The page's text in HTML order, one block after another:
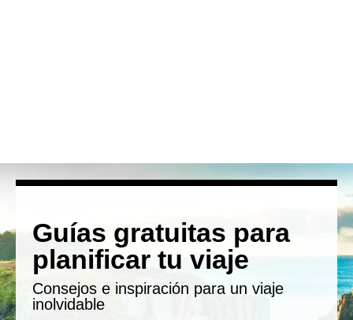
Guías gratuitas para
planificar tu viaje
Consejos e inspiración para un viaje
inolvidable